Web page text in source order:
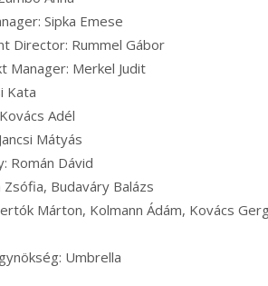
Sipka Emese
Director: Rummel Gábor
Manager: Merkel Judit
Kata
Adél
Mátyás
Román Dávid
Zsófia, Budaváry Balázs
Márton, Kolmann Ádám, Kovács
Umbrella